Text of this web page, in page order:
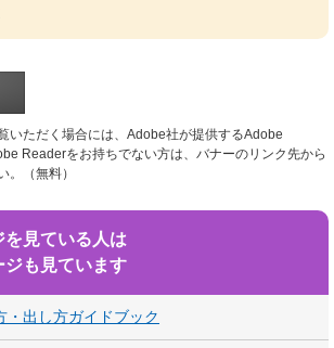
いただく場合には、Adobe社が提供するAdobe
Readerをお持ちでない方は、バナーのリンク先から
。（無料）
を見ている人は
ジも見ています
・出し方ガイドブック